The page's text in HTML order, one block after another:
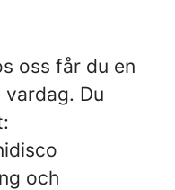
oss får du en
Du
och